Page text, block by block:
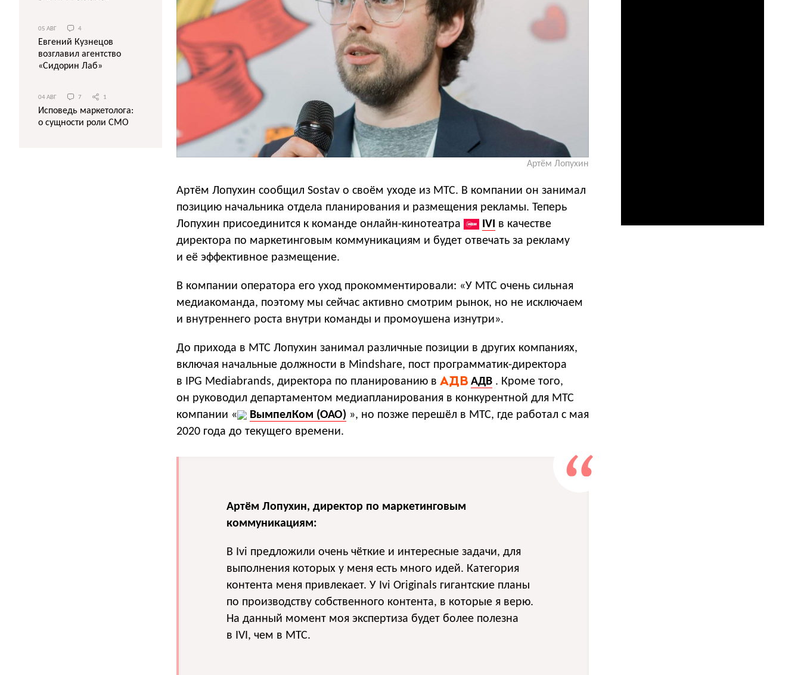
Артём Лопухин
Артём Лопухин сообщил Sostav о своём уходе из МТС. В компании он занимал
позицию начальника отдела планирования и размещения рекламы. Теперь
Лопухин присоединится к команде онлайн-кинотеатра
IVI в качестве
директора по маркетинговым коммуникациям и будет отвечать за рекламу
и её эффективное размещение.
В компании оператора его уход прокомментировали: «У МТС очень сильная
медиакоманда, поэтому мы сейчас активно смотрим рынок, но не исключаем
и внутреннего роста внутри команды и промоушена изнутри».
До прихода в МТС Лопухин занимал различные позиции в других компаниях,
включая начальные должности в Mindshare, пост программатик-директора
в IPG Mediabrands, директора по планированию в
АДВ . Кроме того,
он руководил департаментом медиапланирования в конкурентной для МТС
компании «
ВымпелКом (ОАО) », но позже перешёл в МТС, где работал с мая
2020 года до текущего времени.
Артём Лопухин, директор по маркетинговым
коммуникациям:
В Ivi предложили очень чёткие и интересные задачи, для
выполнения которых у меня есть много идей. Категория
контента меня привлекает. У Ivi Originals гигантские планы
по производству собственного контента, в которые я верю.
На данный момент моя экспертиза будет более полезна
в IVI, чем в МТС.
05 АВГ 4
Евгений Кузнецов
возглавил агентство
«Сидорин Лаб»
04 АВГ 7 1
Исповедь маркетолога:
о сущности роли СМО